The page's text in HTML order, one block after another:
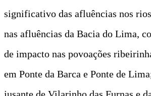
significativo das afluências nos
nas afluências da Bacia do Lima,
de impacto nas povoações
em Ponte da Barca e Ponte de